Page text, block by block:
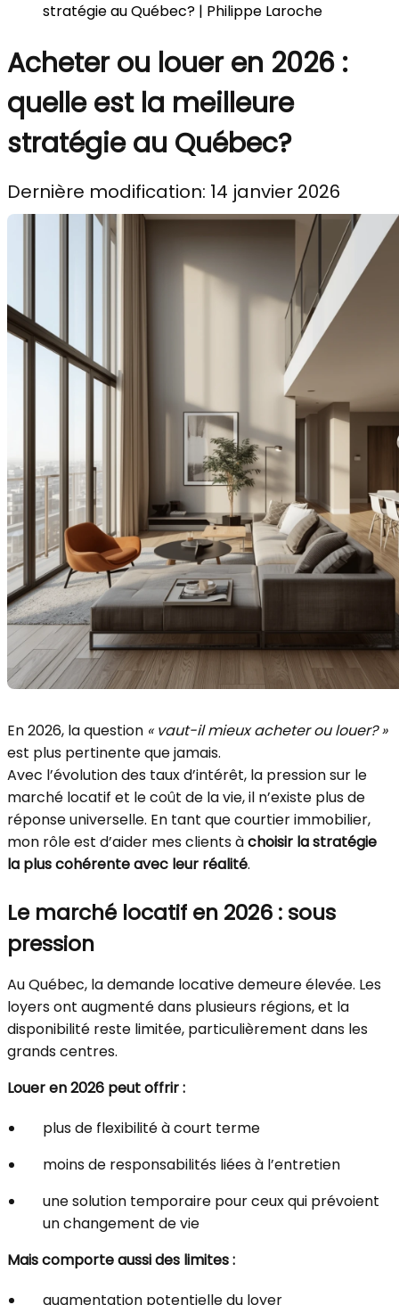
stratégie au Québec? | Philippe Laroche
Acheter ou louer en 2026 :
quelle est la meilleure
stratégie au Québec?
Dernière modification: 14 janvier 2026
En 2026, la question « vaut-il mieux acheter ou louer? »
est plus pertinente que jamais.
Avec l’évolution des taux d’intérêt, la pression sur le
marché locatif et le coût de la vie, il n’existe plus de
réponse universelle. En tant que courtier immobilier,
mon rôle est d’aider mes clients àchoisir la stratégie
la plus cohérente avec leur réalité.
Le marché locatif en 2026 : sous
pression
Au Québec, la demande locative demeure élevée. Les
loyers ont augmenté dans plusieurs régions, et la
disponibilité reste limitée, particulièrement dans les
grands centres.
Louer en 2026 peut offrir :
plus de flexibilité à court terme
moins de responsabilités liées à l’entretien
une solution temporaire pour ceux qui prévoient
un changement de vie
Mais comporte aussi des limites :
augmentation potentielle du loyer